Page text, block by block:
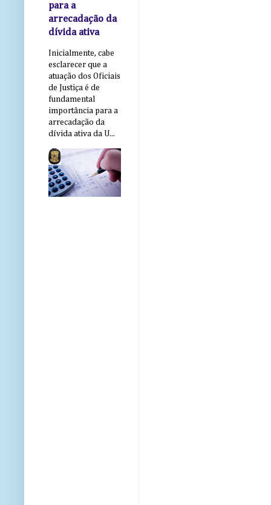
para a
arrecadação da
dívida ativa
Inicialmente, cabe
esclarecer que a
atuação dos Oficiais
de Justiça é de
fundamental
importância para a
arrecadação da
dívida ativa da U...